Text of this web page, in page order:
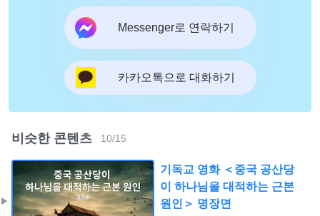
Messenger로 연락하기
카카오톡으로 대화하기
비슷한 콘텐츠 10/15
기독교 영화 ＜중국 공산당
이 하나님을 대적하는 근본
원인＞ 명장면